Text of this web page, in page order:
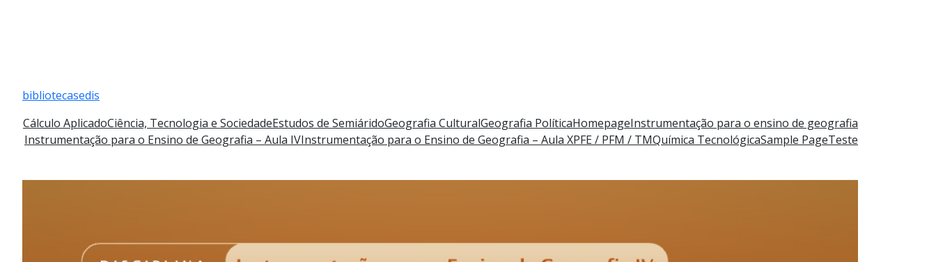
bibliotecasedis
Cálculo AplicadoCiência, Tecnologia e SociedadeEstudos de SemiáridoGeografia CulturalGeografia PolíticaHomepageInstrumentação para o ensino de geografia
Instrumentação para o Ensino de Geografia – Aula IVInstrumentação para o Ensino de Geografia – Aula XPFE / PFM / TMQuímica TecnológicaSample PageTeste